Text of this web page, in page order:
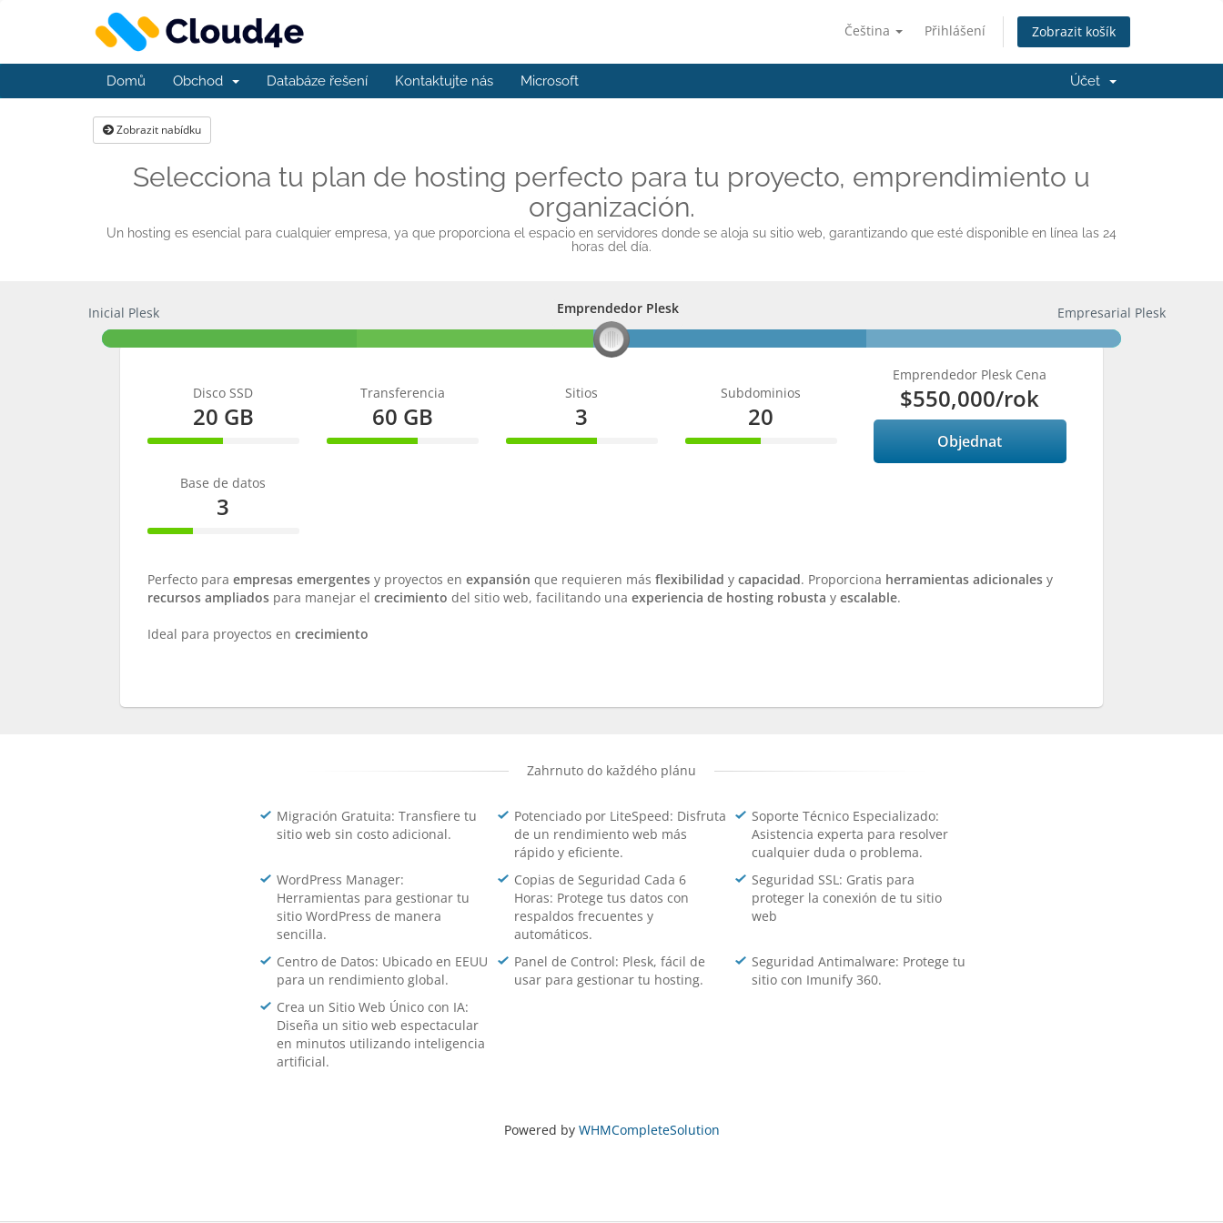
Čeština Přihlášení Zobrazit košík
Domů Obchod Databáze řešení Kontaktujte nás Microsoft Účet
Zobrazit nabídku
Selecciona tu plan de hosting perfecto para tu proyecto, emprendimiento u
organización.
Un hosting es esencial para cualquier empresa, ya que proporciona el espacio en servidores donde se aloja su sitio web, garantizando que esté disponible en línea las 24
horas del día.
Emprendedor Plesk
Inicial Plesk Emprendedor Plesk Empresarial Plesk
Disco SSD
20 GB
50%
Transferencia
60 GB
60%
Sitios
3
60%
Subdominios
20
50%
Base de datos
3
30%
Emprendedor Plesk Cena
$550,000/rok
Objednat
Perfecto para empresas emergentes y proyectos en expansión que requieren más flexibilidad y capacidad. Proporciona herramientas adicionales y
recursos ampliados para manejar el crecimiento del sitio web, facilitando una experiencia de hosting robusta y escalable.
Ideal para proyectos en crecimiento
Zahrnuto do každého plánu
Migración Gratuita: Transfiere tu
sitio web sin costo adicional.
Potenciado por LiteSpeed: Disfruta
de un rendimiento web más
rápido y eficiente.
Soporte Técnico Especializado:
Asistencia experta para resolver
cualquier duda o problema.
WordPress Manager:
Herramientas para gestionar tu
sitio WordPress de manera
sencilla.
Copias de Seguridad Cada 6
Horas: Protege tus datos con
respaldos frecuentes y
automáticos.
Seguridad SSL: Gratis para
proteger la conexión de tu sitio
web
Centro de Datos: Ubicado en EEUU
para un rendimiento global.
Panel de Control: Plesk, fácil de
usar para gestionar tu hosting.
Seguridad Antimalware: Protege tu
sitio con Imunify 360.
Crea un Sitio Web Único con IA:
Diseña un sitio web espectacular
en minutos utilizando inteligencia
artificial.
Powered by WHMCompleteSolution